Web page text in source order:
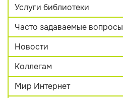
Услуги библиотеки
Часто задаваемые вопросы
Новости
Коллегам
Мир Интернет